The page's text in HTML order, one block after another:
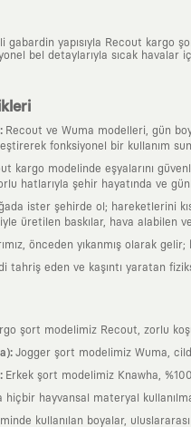
gabardin yapısıyla Recout kargo
bel detaylarıyla sıcak havalar
: Recout ve Wuma modelleri, gün
fonksiyonel bir kullanım
kargo modelinde eşyalarını
hatlarıyla şehir hayatında ve
ister şehirde ol; hareketlerini
üretilen baskılar, hava alabilen ve
önceden yıkanmış olarak
tahriş eden ve kaşıntı yaratan
şort modelimiz Recout, zorlu
: Jogger şort modelimiz Wuma,
: Erkek şort modelimiz Knawha,
hiçbir hayvansal materyal
kullanılan boyalar,